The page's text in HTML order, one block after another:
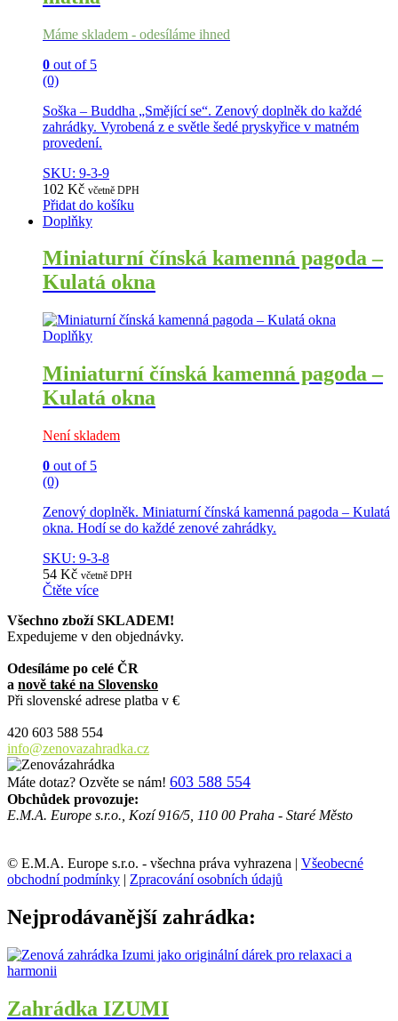
Máme skladem - odesíláme ihned
0 out of 5
(0)
Soška – Buddha „Smějící se“. Zenový doplněk do každé
zahrádky. Vyrobená z e světle šedé pryskyřice v matném
provedení.
SKU: 9-3-9
102 Kč včetně DPH
Přidat do košíku
Doplňky
Miniaturní čínská kamenná pagoda –
Kulatá okna
Doplňky
Miniaturní čínská kamenná pagoda –
Kulatá okna
Není skladem
0 out of 5
(0)
Zenový doplněk. Miniaturní čínská kamenná pagoda – Kulatá
okna. Hodí se do každé zenové zahrádky.
SKU: 9-3-8
54 Kč včetně DPH
Čtěte více
Všechno zboží SKLADEM!
Expedujeme v den objednávky.
Odesíláme po celé ČR
a nově také na Slovensko
Při slovenské adrese platba v €
420 603 588 554
info@zenovazahradka.cz
Máte dotaz? Ozvěte se nám! 603 588 554
Obchůdek provozuje:
E.M.A. Europe s.r.o., Kozí 916/5, 110 00 Praha - Staré Město
© E.M.A. Europe s.r.o. - všechna práva vyhrazena | Všeobecné
obchodní podmínky | Zpracování osobních údajů
Nejprodávanější zahrádka:
Zahrádka IZUMI